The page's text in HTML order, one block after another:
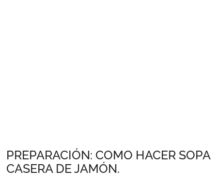
PREPARACIÓN: COMO HACER SOPA
CASERA DE JAMÓN.